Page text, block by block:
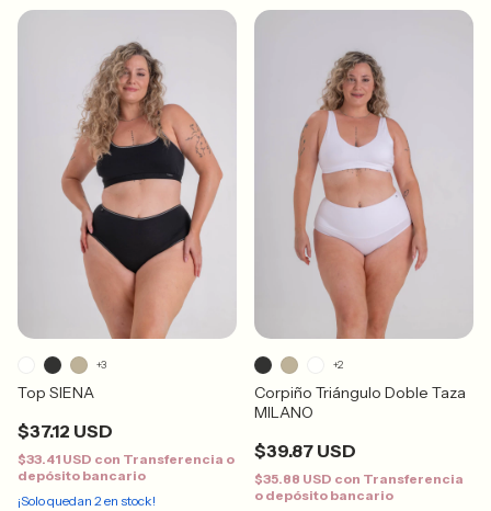
Top SIENA
$37.12 USD
$33.41 USD con Transferencia o
depósito bancario
¡Solo quedan 2en stock!
+3
Corpiño Triángulo Doble Taza
MILANO
$39.87 USD
$35.88 USD con Transferencia
o depósito bancario
+2